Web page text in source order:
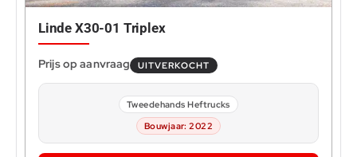
Linde X30-01 Triplex
UITVERKOCHT
Tweedehands Heftrucks
Bouwjaar: 2022